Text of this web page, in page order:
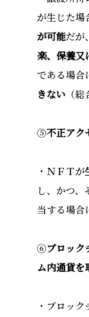
が生じた場
が可能だが
楽、保養又
である場合
きない （
⑤不正アク
・ＮＦＴが
し、かつ
当する場合
⑥ブロック
ム内通貨を
・ブロッ